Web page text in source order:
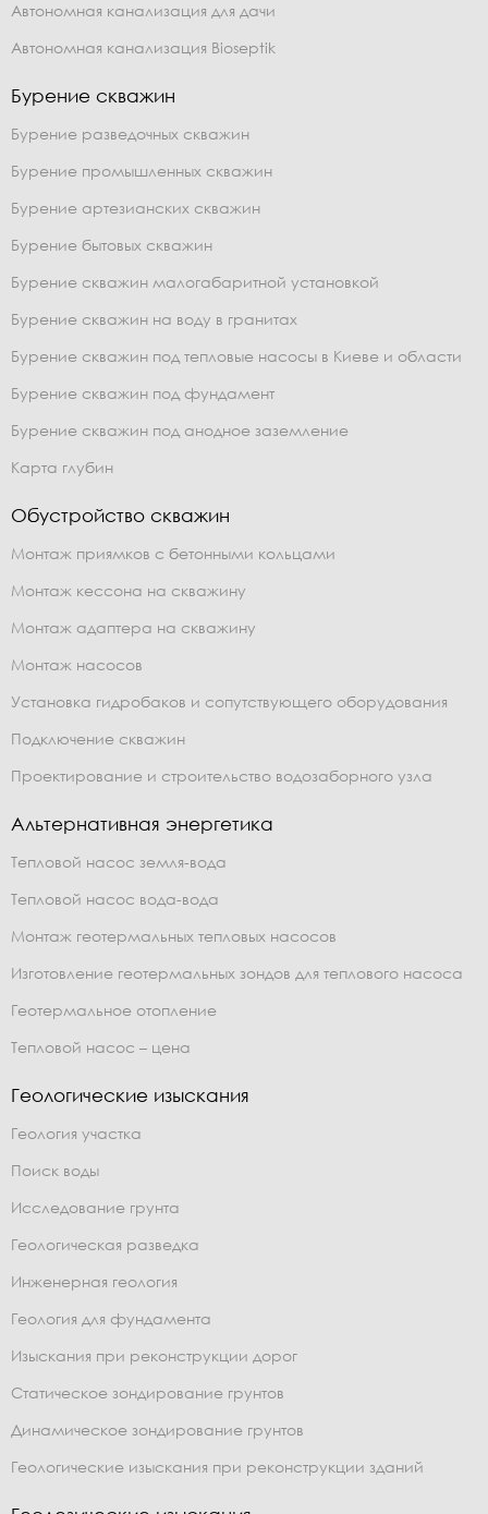
Автономная канализация для дачи
Автономная канализация Bioseptik
Бурение скважин
Бурение разведочных скважин
Бурение промышленных скважин
Бурение артезианских скважин
Бурение бытовых скважин
Бурение скважин малогабаритной установкой
Бурение скважин на воду в гранитах
Бурение скважин под тепловые насосы в Киеве и области
Бурение скважин под фундамент
Бурение скважин под анодное заземление
Карта глубин
Обустройство скважин
Монтаж приямков с бетонными кольцами
Монтаж кессона на скважину
Монтаж адаптера на скважину
Монтаж насосов
Установка гидробаков и сопутствующего оборудования
Подключение скважин
Проектирование и строительство водозаборного узла
Альтернативная энергетика
Тепловой насос земля-вода
Тепловой насос вода-вода
Монтаж геотермальных тепловых насосов
Изготовление геотермальных зондов для теплового насоса
Геотермальное отопление
Тепловой насос – цена
Геологические изыскания
Геология участка
Поиск воды
Исследование грунта
Геологическая разведка
Инженерная геология
Геология для фундамента
Изыскания при реконструкции дорог
Статическое зондирование грунтов
Динамическое зондирование грунтов
Геологические изыскания при реконструкции зданий